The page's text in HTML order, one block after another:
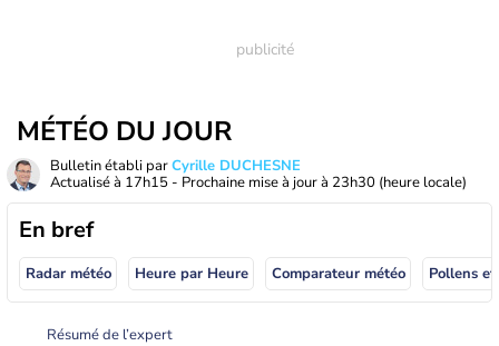
MÉTÉO DU JOUR
Bulletin établi parCyrille DUCHESNE
Actualisé à 17h15 - Prochaine mise à jour à 23h30 (heure locale)
En bref
Radar météo Heure par Heure Comparateur météo Pollens
Résumé de l’expert